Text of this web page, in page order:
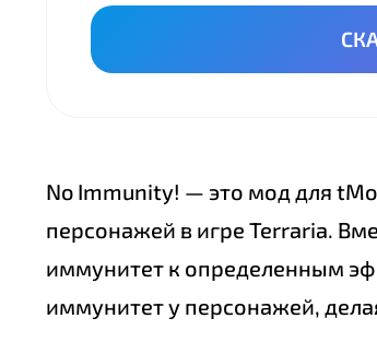
No Immunity! — это мод для
персонажей в игре Terraria.
иммунитет к определенным
иммунитет у персонажей,